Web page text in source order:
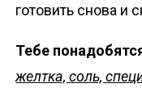
готовить снова и
Тебе
желтка, соль,